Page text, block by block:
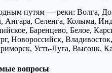
путям — реки: Волга,
Ангара, Селенга, Колыма,
Баренцево, Белое,
Новороссийск,
Усть-Луга, Высоцк,
вопросы